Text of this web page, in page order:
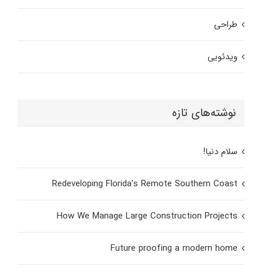
طراحی
ویدئویی
نوشته‌های تازه
سلام دنیا!
Redeveloping Florida’s Remote Southern Coast
How We Manage Large Construction Projects
Future proofing a modern home